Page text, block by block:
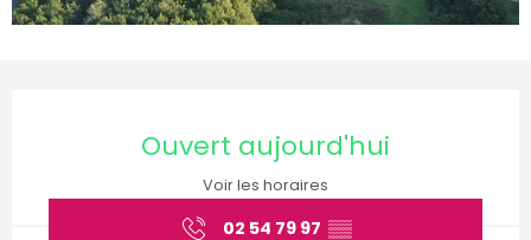
Ouvert aujourd'hui
Voir les horaires
02 54 79 97 ▒▒